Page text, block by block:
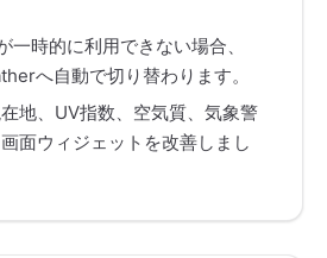
一時的に利用できない場合、
へ自動で切り替わります。
地、UV指数、空気質、気象警
面ウィジェットを改善しまし